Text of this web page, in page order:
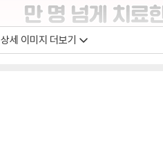
상세 이미지 더보기